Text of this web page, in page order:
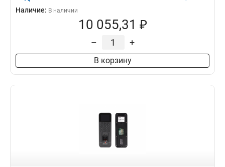
Наличие: В наличии
10 055,31 ₽
– +
В корзину